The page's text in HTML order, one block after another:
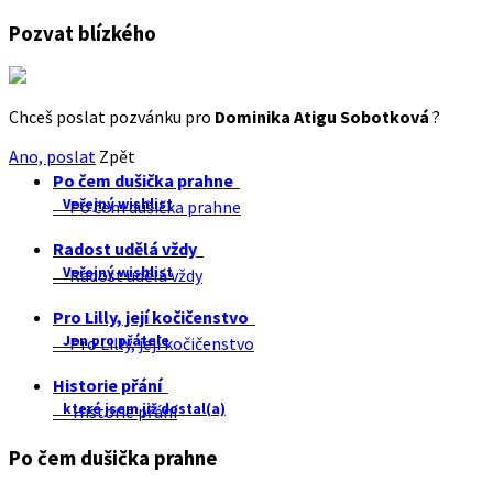
Pozvat blízkého
Chceš poslat pozvánku pro Dominika Atigu Sobotková ?
Ano, poslat Zpět
Po čem dušička prahne
Veřejný wishlist
Po čem dušička prahne
Radost udělá vždy
Veřejný wishlist
Radost udělá vždy
Pro Lilly, její kočičenstvo
Jen pro přátele
Pro Lilly, její kočičenstvo
Historie přání
které jsem již dostal(a)
Historie přání
Po čem dušička prahne